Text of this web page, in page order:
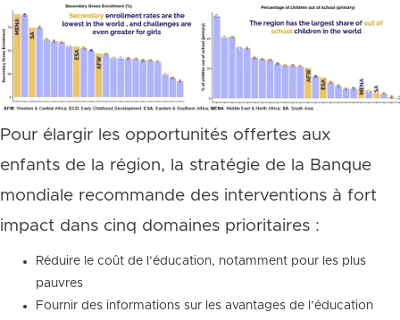
Pour élargir les opportunités offertes aux
enfants de la région, la stratégie de la Banque
mondiale recommande des interventions à fort
impact dans cinq domaines prioritaires :
Réduire le coût de l’éducation, notamment pour les plus
pauvres
Fournir des informations sur les avantages de l’éducation